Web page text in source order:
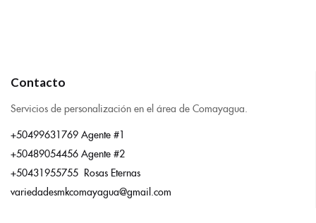
Contacto
Servicios de personalización en el área de Comayagua.
+50499631769 Agente #1
+50489054456 Agente #2
+50431955755 Rosas Eternas
variedadesmkcomayagua@gmail.com